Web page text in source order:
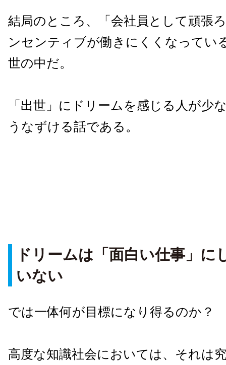
結局のところ、「会社員として頑張
ンセンティブが働きにくくなってい
世の中だ。
「出世」にドリームを感じる人が少
うなずける話である。
ドリームは「面白い仕事」に
いない
では一体何が目標になり得るのか？
高度な知識社会においては、それは